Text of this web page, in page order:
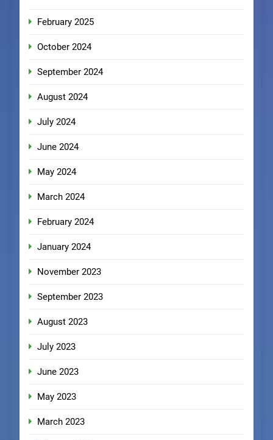
February 2025
October 2024
September 2024
August 2024
July 2024
June 2024
May 2024
March 2024
February 2024
January 2024
November 2023
September 2023
August 2023
July 2023
June 2023
May 2023
March 2023